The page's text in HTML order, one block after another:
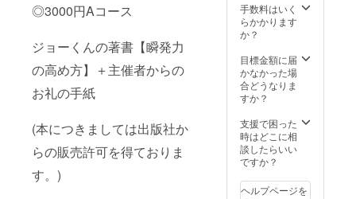
◎3000円Aコース
ジョーくんの著書【瞬発力
の高め方】＋主催者からの
お礼の手紙
(本につきましては出版社か
らの販売許可を得ておりま
す。)
手数料はいく
らかかります
か？
目標金額に届
かなかった場
合どうなりま
すか？
支援で困った
時はどこに相
談したらいい
ですか？
ヘルプページを